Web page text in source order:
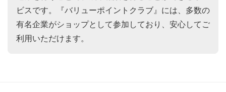
ビスです。『バリューポイントクラブ』には、多数の
有名企業がショップとして参加しており、安心してご
利用いただけます。